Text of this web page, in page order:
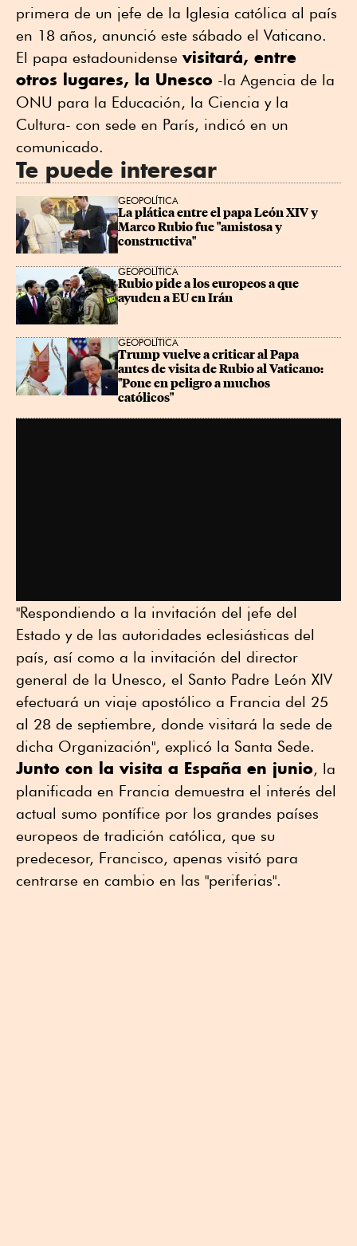
primera de un jefe de la Iglesia católica al país
en 18 años, anunció este sábado el Vaticano.
El papa estadounidense visitará, entre
otros lugares, la Unesco -la Agencia de la
ONU para la Educación, la Ciencia y la
Cultura- con sede en París, indicó en un
comunicado.
Te puede interesar
GEOPOLÍTICA
La plática entre el papa León XIV y
Marco Rubio fue "amistosa y
constructiva"
GEOPOLÍTICA
Rubio pide a los europeos a que
ayuden a EU en Irán
GEOPOLÍTICA
Trump vuelve a criticar al Papa
antes de visita de Rubio al Vaticano:
"Pone en peligro a muchos
católicos"
"Respondiendo a la invitación del jefe del
Estado y de las autoridades eclesiásticas del
país, así como a la invitación del director
general de la Unesco, el Santo Padre León XIV
efectuará un viaje apostólico a Francia del 25
al 28 de septiembre, donde visitará la sede de
dicha Organización", explicó la Santa Sede.
Junto con la visita a España en junio, la
planificada en Francia demuestra el interés del
actual sumo pontífice por los grandes países
europeos de tradición católica, que su
predecesor, Francisco, apenas visitó para
centrarse en cambio en las "periferias".